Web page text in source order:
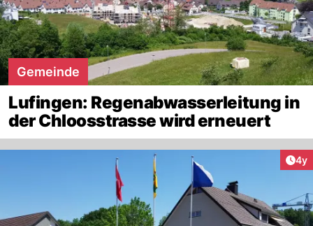
Gemeinde
Lufingen: Regenabwasserleitung in
der Chloosstrasse wird erneuert
4y